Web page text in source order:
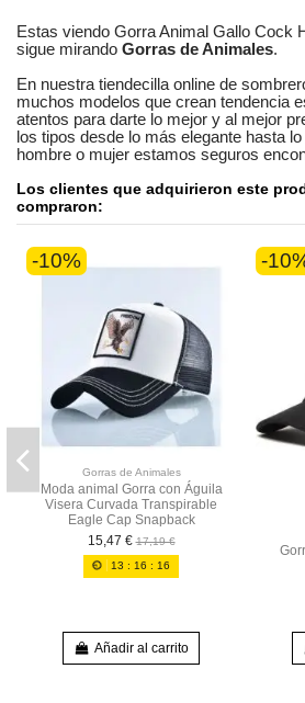
Estas viendo Gorra Animal Gallo Cock
sigue mirando Gorras de Animales.
En nuestra tiendecilla online de
muchos modelos que crean tendencia
atentos para darte lo mejor y al mejor
los tipos desde lo más elegante hasta
hombre o mujer estamos seguros
Los clientes que adquirieron este
compraron:
-10%
Gorras de Animales
Moda animal Gorra con Águila
Visera Curvada Transpirable
Eagle Cap Snapback
15,47 € 17,19 €
13 :16 :15
Añadir al carrito
-